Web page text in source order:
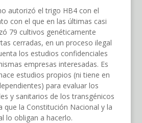
autorizó el trigo HB4 con el
con el que en las últimas casi
79 cultivos genéticamente
cerradas, en un proceso ilegal
los estudios confidenciales
empresas interesadas. Es
estudios propios (ni tiene en
para evaluar los
y sanitarios de los transgénicos
que la Constitución Nacional y la
lo obligan a hacerlo.